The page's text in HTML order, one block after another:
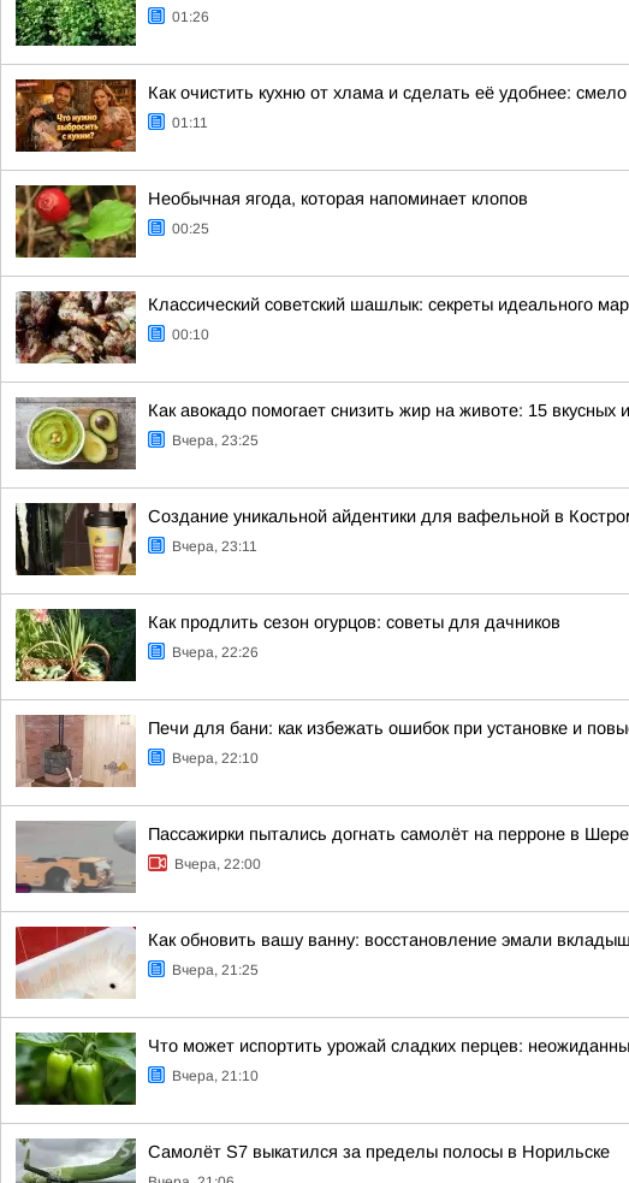
01:26
Как очистить кухню от хлама и сделать её удобнее:
01:11
Необычная ягода, которая напоминает клопов
00:25
Классический советский шашлык: секреты идеального
00:10
Как авокадо помогает снизить жир на животе: 15 вкусных
Вчера, 23:25
Создание уникальной айдентики для вафельной в
Вчера, 23:11
Как продлить сезон огурцов: советы для дачников
Вчера, 22:26
Печи для бани: как избежать ошибок при установке и
Вчера, 22:10
Пассажирки пытались догнать самолёт на перроне в
Вчера, 22:00
Как обновить вашу ванну: восстановление эмали
Вчера, 21:25
Что может испортить урожай сладких перцев:
Вчера, 21:10
Самолёт S7 выкатился за пределы полосы в Норильске